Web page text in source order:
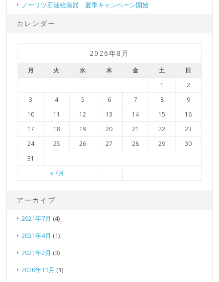
ノーリツ石油給湯器 夏季キャンペーン開始
カレンダー
2026年8月
月 火 水 木 金 土 日
« 7月
1
2
3
4 5 6 7 8
9
10
11 12 13 14 15
16
17
18 19 20 21 22
23
24
25 26 27 28 29
30
31
アーカイブ
2021年7月 (4)
2021年4月 (1)
2021年2月 (3)
2020年11月 (1)